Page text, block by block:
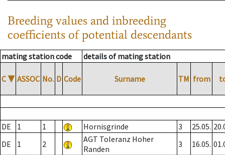
Breeding values and inbreeding
coefficients of potential descendants
mating station code details of mating station
C ▼ ASSOC No. D Code Surname TM from
DE 1 1 Hornisgrinde 3 25.05.
DE
1 2
AGT Toleranz Hoher
Randen
3 16.05.